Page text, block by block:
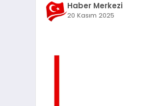
Haber Merkezi
20 Kasım 2025